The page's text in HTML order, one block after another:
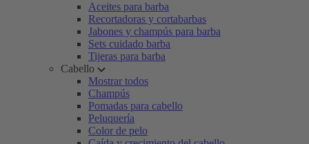
Aceites para barba
Recortadoras y cortabarbas
Jabones y champús para barba
Sets cuidado barba
Tijeras para barba
Cabello
Mostrar todos
Champús
Pomadas para cabello
Peluquería
Color de pelo